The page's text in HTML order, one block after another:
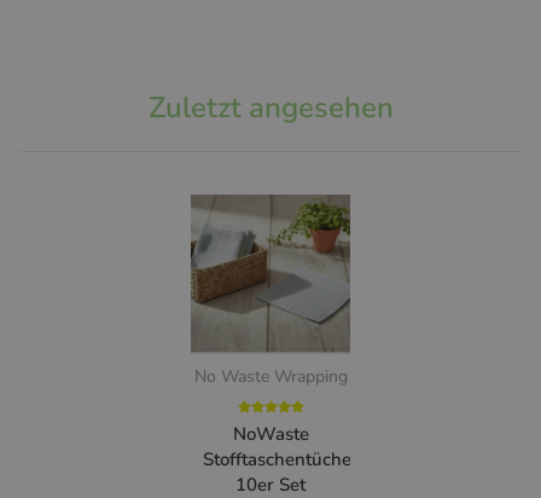
Zuletzt angesehen
No Waste Wrapping
NoWaste
Stofftaschentücher
10er Set